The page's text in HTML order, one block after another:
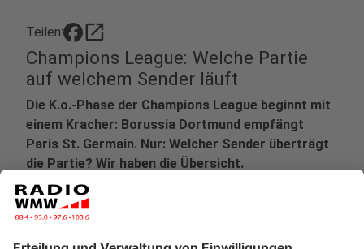
Teilen: open_in_new
Champions League: Welche Partie
auf welchem Sender läuft
Die K.o.-Phase der Champions League beginnt mit
einem Kracher: Borussia Dortmund empfängt
Paris St. Germain. Nur: Welcher Sender überträgt
die Partie? Wir haben die Übersicht.
Veröffentlicht: